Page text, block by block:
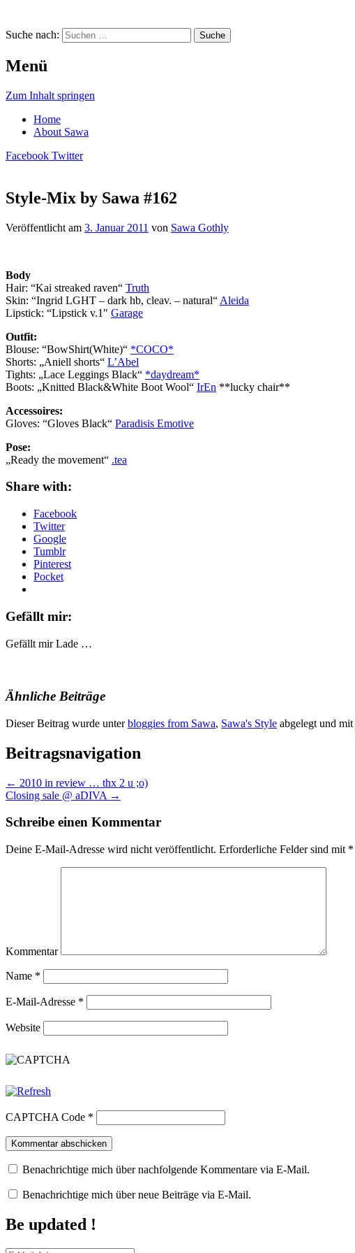
Suche nach:
Menü
Zum Inhalt springen
Home
About Sawa
Facebook Twitter
Sawa Gothly … A Virtual Life
Style-Mix by Sawa #162
Veröffentlicht am 3. Januar 2011 von Sawa Gothly
Body
Hair: “Kai streaked raven“ Truth
Skin: “Ingrid LGHT – dark hb, cleav. – natural“ Aleida
Lipstick: “Lipstick v.1″ Garage
Outfit:
Blouse: “BowShirt(White)“ *COCO*
Shorts: „Aniell shorts“ L’Abel
Tights: „Lace Leggings Black“ *daydream*
Boots: „Knitted Black&White Boot Wool“ IrEn **lucky chair**
Accessoires:
Gloves: “Gloves Black“ Paradisis Emotive
Pose:
„Ready the movement“ .tea
Share with:
Facebook
Twitter
Google
Tumblr
Pinterest
Pocket
Gefällt mir:
Gefällt mir Lade …
Ähnliche Beiträge
Dieser Beitrag wurde unterbloggies from Sawa, Sawa's Style abgelegt und mit
Beitragsnavigation
← 2010 in review … thx 2 u ;o)
Closing sale @ aDIVA →
Schreibe einen Kommentar
Deine E-Mail-Adresse wird nicht veröffentlicht. Erforderliche Felder sind mit *
Kommentar
Name *
E-Mail-Adresse *
Website
CAPTCHA Code *
Benachrichtige mich über nachfolgende Kommentare via E-Mail.
Benachrichtige mich über neue Beiträge via E-Mail.
Be updated !